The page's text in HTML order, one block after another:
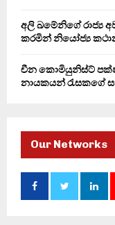
අලි ඛමේනිගේ රාජ්‍ය
කරමින් නියෝජ්‍ය
චීන කොමියුනිස්ට්
නායකයන් රැසකගේ
Our Networks